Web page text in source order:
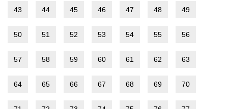
43 44 45 46 47 48 49
50 51 52 53 54 55 56
57 58 59 60 61 62 63
64 65 66 67 68 69 70